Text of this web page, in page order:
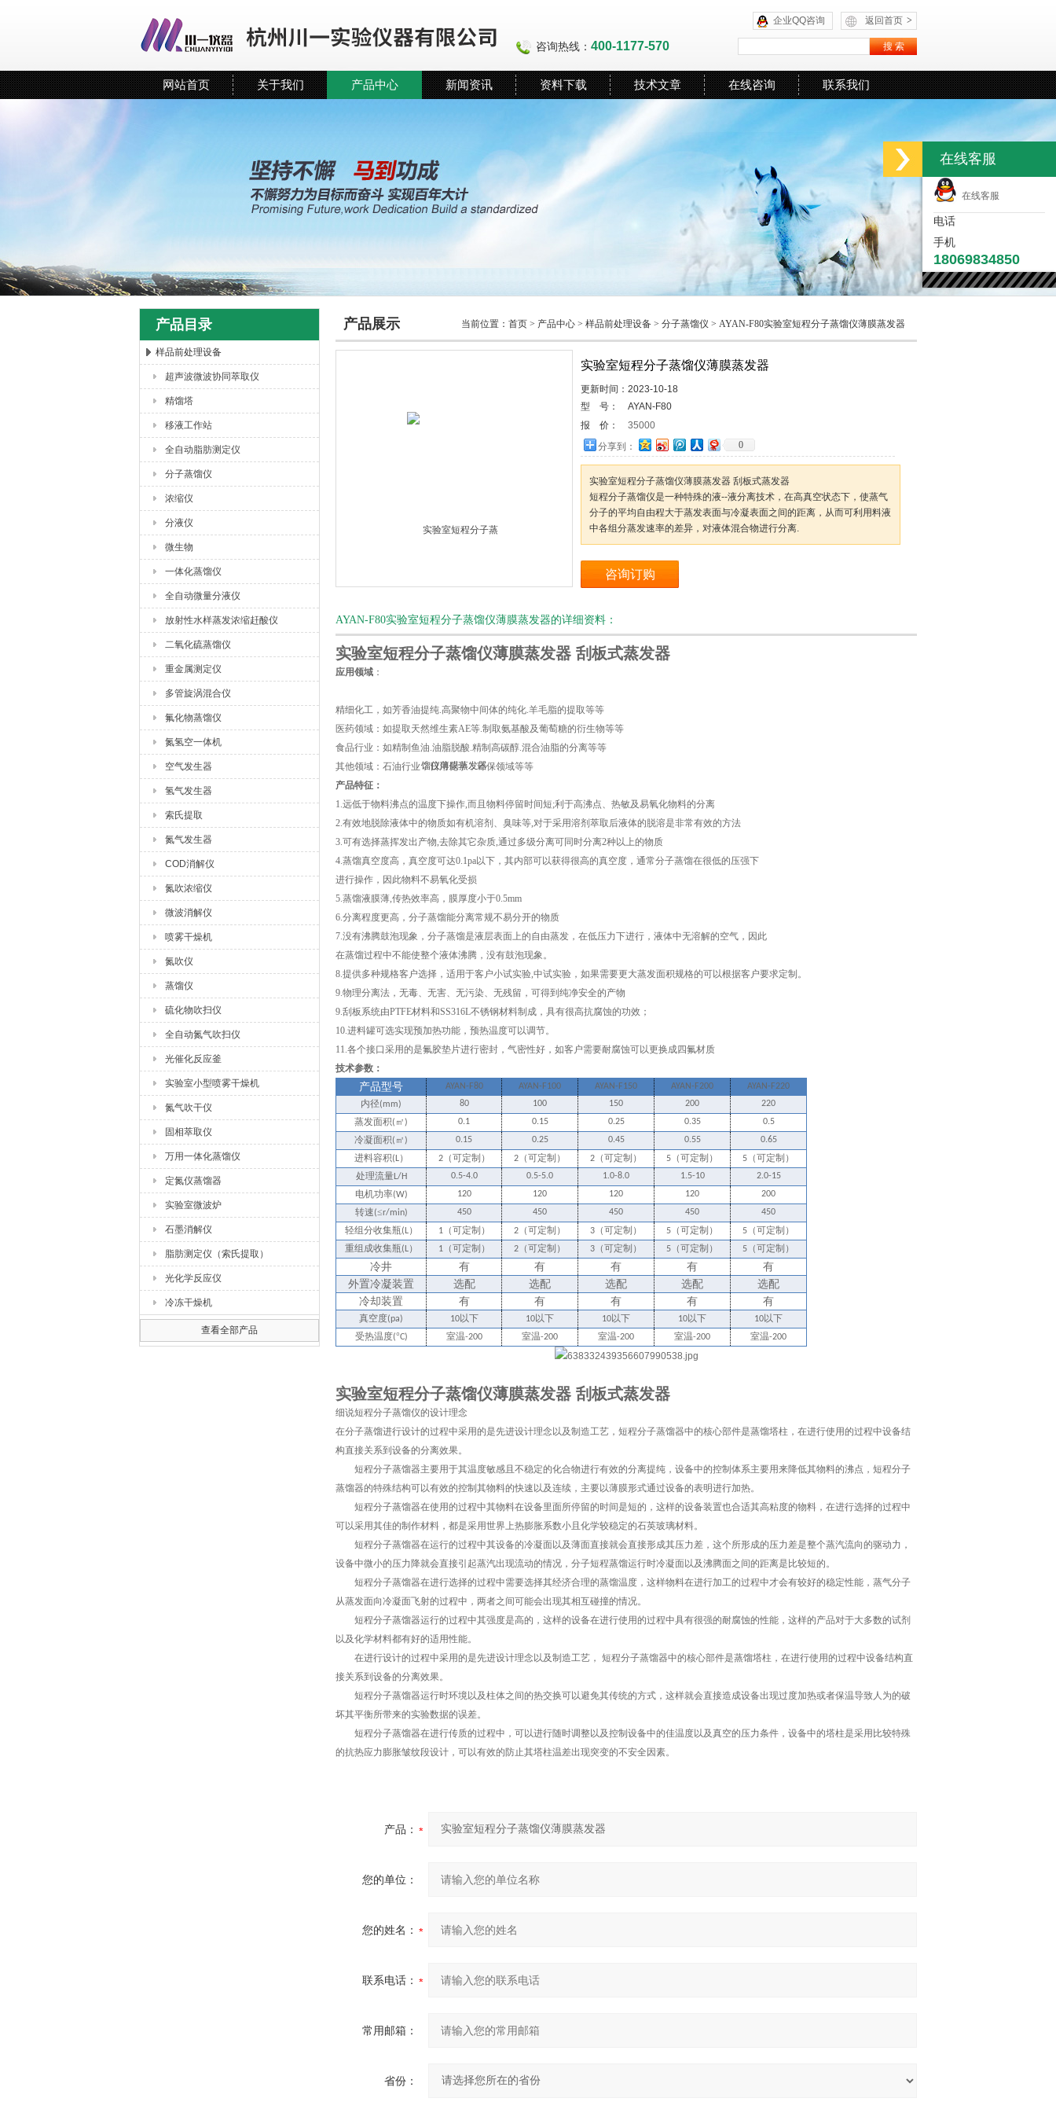
杭州川一实验仪器有限公司
返回首页 >
企业QQ咨询
咨询热线： 400-1177-570
网站首页 关于我们 产品中心 新闻资讯 资料下载 技术文章 在线咨询 联系我们
产品目录
样品前处理设备
超声波微波协同萃取仪
精馏塔
移液工作站
全自动脂肪测定仪
分子蒸馏仪
浓缩仪
分液仪
微生物
一体化蒸馏仪
全自动微量分液仪
放射性水样蒸发浓缩赶酸仪
二氧化硫蒸馏仪
重金属测定仪
多管旋涡混合仪
氟化物蒸馏仪
氮氢空一体机
空气发生器
氢气发生器
索氏提取
氮气发生器
COD消解仪
氮吹浓缩仪
微波消解仪
喷雾干燥机
氮吹仪
蒸馏仪
硫化物吹扫仪
全自动氮气吹扫仪
光催化反应釜
实验室小型喷雾干燥机
氮气吹干仪
固相萃取仪
万用一体化蒸馏仪
定氮仪蒸馏器
实验室微波炉
石墨消解仪
脂肪测定仪（索氏提取）
光化学反应仪
冷冻干燥机
查看全部产品
产品展示 当前位置： 首页 > 产品中心 > 样品前处理设备 > 分子蒸馏仪 > AYAN-F80实验室短程分子蒸馏仪薄膜蒸发器
实验室短程分子蒸馏仪薄膜蒸发器
更新时间：2023-10-18
型 号：
AYAN-F80
报 价：
35000
分享到：
0
实验室短程分子蒸馏仪薄膜蒸发器 刮板式蒸发器
短程分子蒸馏仪是一种特殊的液--液分离技术，在高真空状态下，使蒸气
分子的平均自由程大于蒸发表面与冷凝表面之间的距离，从而可利用料液
中各组分蒸发速率的差异，对液体混合物进行分离.
咨询订购
AYAN-F80实验室短程分子蒸馏仪薄膜蒸发器的详细资料：
实验室短程分子蒸馏仪薄膜蒸发器 刮板式蒸发器
应用领域 ：
精细化工，如芳香油提纯.高聚物中间体的纯化.羊毛脂的提取等等
医药领域：如提取天然维生素AE等.制取氨基酸及葡萄糖的衍生物等等
食品行业：如精制鱼油.油脂脱酸.精制高碳醇.混合油脂的分离等等
其他领域：石油行业，日用化学，环保领域等等
产品特征：
1.远低于物料沸点的温度下操作,而且物料停留时间短;利于高沸点、热敏及易氧化物料的分离
2.有效地脱除液体中的物质如有机溶剂、臭味等,对于采用溶剂萃取后液体的脱溶是非常有效的方法
3.可有选择蒸挥发出产物,去除其它杂质,通过多级分离可同时分离2种以上的物质
4.蒸馏真空度高，真空度可达0.1pa以下，其内部可以获得很高的真空度，通常分子蒸馏在很低的压强下
进行操作，因此物料不易氧化受损
5.蒸馏液膜薄,传热效率高，膜厚度小于0.5mm
6.分离程度更高，分子蒸馏能分离常规不易分开的物质
7.没有沸腾鼓泡现象，分子蒸馏是液层表面上的自由蒸发，在低压力下进行，液体中无溶解的空气，因此
在蒸馏过程中不能使整个液体沸腾，没有鼓泡现象。
8.提供多种规格客户选择，适用于客户小试实验,中试实验，如果需要更大蒸发面积规格的可以根据客户要求定制。
9.物理分离法，无毒、无害、无污染、无残留，可得到纯净安全的产物
9.刮板系统由PTFE材料和SS316L不锈钢材料制成，具有很高抗腐蚀的功效；
10.进料罐可选实现预加热功能，预热温度可以调节。
11.各个接口采用的是氟胶垫片进行密封，气密性好，如客户需要耐腐蚀可以更换成四氟材质
技术参数：
产品型号 AYAN-F80 AYAN-F100 AYAN-F150 AYAN-F200 AYAN-F220
内径(mm) 80 100 150 200 220
蒸发面积( ㎡ ) 0.1 0.15 0.25 0.35 0.5
冷凝面积( ㎡ ) 0.15 0.25 0.45 0.55 0.65
进料容积(L） 2（可定制） 2 （可定制） 2 （可定制） 5 （可定制） 5 （可定制）
处理流量L/H 0.5-4.0 0.5-5.0 1.0-8.0 1.5-10 2.0-15
电机功率(W) 120 120 120 120 200
转速(≤r/min) 450 450 450 450 450
轻组分收集瓶(L） 1（可定制） 2 （可定制） 3 （可定制） 5 （可定制） 5 （可定制）
重组成收集瓶(L） 1（可定制） 2 （可定制） 3 （可定制） 5 （可定制） 5 （可定制）
冷井 有 有 有 有
有
外置冷凝装置
选配 选配 选配 选配
选配
冷却装置
有 有 有 有 有
真空度(pa) 10以下 10以下 10以下 10以下 10以下
受热温度(°C) 室温-200 室温-200 室温-200 室温-200 室温-200
实验室短程分子蒸馏仪薄膜蒸发器 刮板式蒸发器
细说短程分子蒸馏仪的设计理念
在分子蒸馏进行设计的过程中采用的是先进设计理念以及制造工艺，短程分子蒸馏器中的核心部件是蒸馏塔柱，在进行使用的过程中设备结
构直接关系到设备的分离效果。
短程分子蒸馏器主要用于其温度敏感且不稳定的化合物进行有效的分离提纯，设备中的控制体系主要用来降低其物料的沸点，短程分子
蒸馏器的特殊结构可以有效的控制其物料的快速以及连续，主要以薄膜形式通过设备的表明进行加热。
短程分子蒸馏器在使用的过程中其物料在设备里面所停留的时间是短的，这样的设备装置也合适其高粘度的物料，在进行选择的过程中
可以采用其佳的制作材料，都是采用世界上热膨胀系数小且化学较稳定的石英玻璃材料。
短程分子蒸馏器在运行的过程中其设备的冷凝面以及薄面直接就会直接形成其压力差，这个所形成的压力差是整个蒸汽流向的驱动力，
设备中微小的压力降就会直接引起蒸汽出现流动的情况，分子短程蒸馏运行时冷凝面以及沸腾面之间的距离是比较短的。
短程分子蒸馏器在进行选择的过程中需要选择其经济合理的蒸馏温度，这样物料在进行加工的过程中才会有较好的稳定性能，蒸气分子
从蒸发面向冷凝面飞射的过程中，两者之间可能会出现其相互碰撞的情况。
短程分子蒸馏器运行的过程中其强度是高的，这样的设备在进行使用的过程中具有很强的耐腐蚀的性能，这样的产品对于大多数的试剂
以及化学材料都有好的适用性能。
在进行设计的过程中采用的是先进设计理念以及制造工艺， 短程分子蒸馏器中的核心部件是蒸馏塔柱，在进行使用的过程中设备结构直
接关系到设备的分离效果。
短程分子蒸馏器运行时环境以及柱体之间的热交换可以避免其传统的方式，这样就会直接造成设备出现过度加热或者保温导致人为的破
坏其平衡所带来的实验数据的误差。
短程分子蒸馏器在进行传质的过程中，可以进行随时调整以及控制设备中的佳温度以及真空的压力条件，设备中的塔柱是采用比较特殊
的抗热应力膨胀皱纹段设计，可以有效的防止其塔柱温差出现突变的不安全因素。
产品：
您的单位：
您的姓名：
联系电话：
常用邮箱：
省份：
在线客服
在线客服
电话
手机
18069834850